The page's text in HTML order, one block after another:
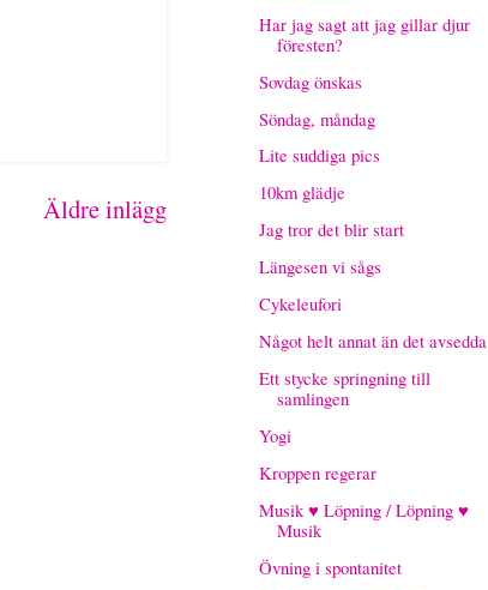
Äldre inlägg
Har jag sagt att jag gillar djur
föresten?
Sovdag önskas
Söndag, måndag
Lite suddiga pics
10km glädje
Jag tror det blir start
Längesen vi sågs
Cykeleufori
Något helt annat än det avsedda
Ett stycke springning till
samlingen
Yogi
Kroppen regerar
Musik ♥ Löpning / Löpning ♥
Musik
Övning i spontanitet